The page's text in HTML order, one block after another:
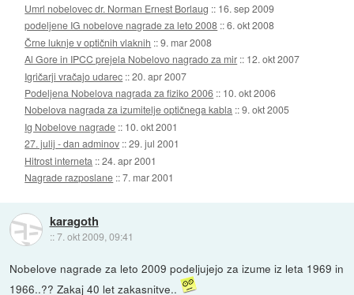
Umrl nobelovec dr. Norman Ernest Borlaug :: 16. sep 2009
podeljene IG nobelove nagrade za leto 2008 ::6. okt 2008
Črne luknje v optičnih vlaknih ::9. mar 2008
Al Gore in IPCC prejela Nobelovo nagrado za mir :: 12. okt 2007
Igričarji vračajo udarec ::20. apr 2007
Podeljena Nobelova nagrada za fiziko 2006 :: 10. okt 2006
Nobelova nagrada za izumitelje optičnega kabla ::9. okt 2005
Ig Nobelove nagrade :: 10. okt 2001
27. julij - dan adminov ::29. jul 2001
Hitrost interneta ::24. apr 2001
Nagrade razposlane ::7. mar 2001
karagoth
::7. okt 2009, 09:41
Nobelove nagrade za leto 2009 podeljujejo za izume iz leta 1969 in
1966..?? Zakaj 40 let zakasnitve..